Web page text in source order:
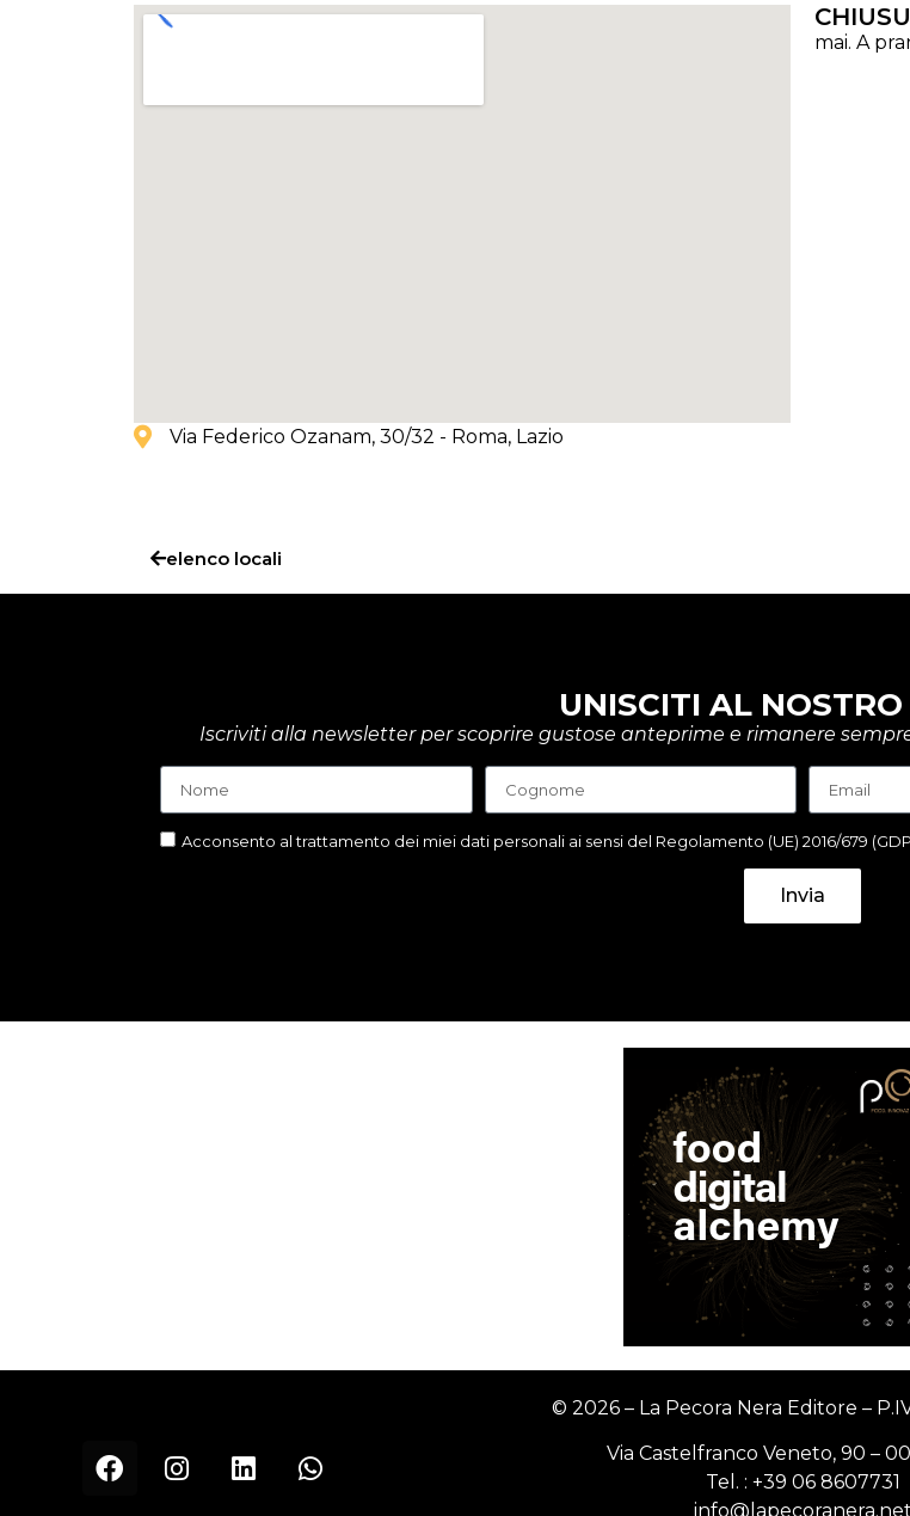
Via Federico Ozanam, 30/32 - Roma, Lazio
mai. A
elenco locali
UNISCITI AL NOSTRO
Iscriviti alla newsletter per scoprire gustose anteprime e rimanere
Acconsento al trattamento dei miei dati personali ai sensi del Regolamento (UE) 2016/679
Invia
© 2026 – La Pecora Nera Editore –
Via Castelfranco Veneto, 90 –
Tel. : +39 06 8607731
info@lapecoranera.net